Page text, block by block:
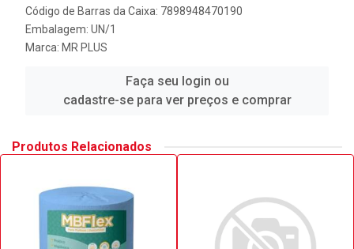
Código de Barras da Caixa: 7898948470190
Embalagem: UN/1
Marca: MR PLUS
Faça seu login ou
cadastre-se para ver preços e comprar
Produtos Relacionados